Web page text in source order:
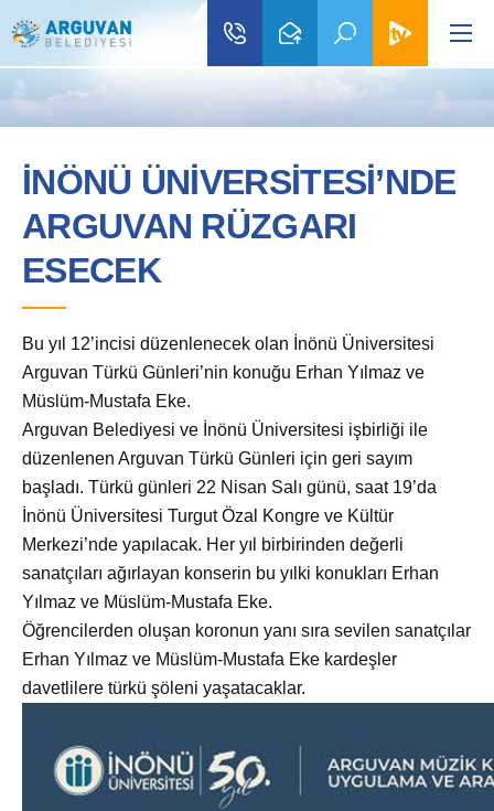
İNÖNÜ ÜNİVERSİTESİ’NDE
ARGUVAN RÜZGARI
ESECEK
Bu yıl 12’incisi düzenlenecek olan İnönü Üniversitesi
Arguvan Türkü Günleri’nin konuğu Erhan Yılmaz ve
Müslüm-Mustafa Eke.
Arguvan Belediyesi ve İnönü Üniversitesi işbirliği ile
düzenlenen Arguvan Türkü Günleri için geri sayım
başladı. Türkü günleri 22 Nisan Salı günü, saat 19’da
İnönü Üniversitesi Turgut Özal Kongre ve Kültür
Merkezi’nde yapılacak. Her yıl birbirinden değerli
sanatçıları ağırlayan konserin bu yılki konukları Erhan
Yılmaz ve Müslüm-Mustafa Eke.
Öğrencilerden oluşan koronun yanı sıra sevilen sanatçılar
Erhan Yılmaz ve Müslüm-Mustafa Eke kardeşler
davetlilere türkü şöleni yaşatacaklar.